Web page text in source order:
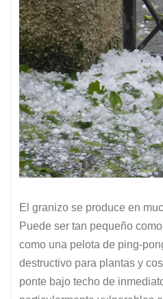
El granizo se produce en
Puede ser tan pequeño
como una pelota de ping-
destructivo para plantas y
ponte bajo techo de